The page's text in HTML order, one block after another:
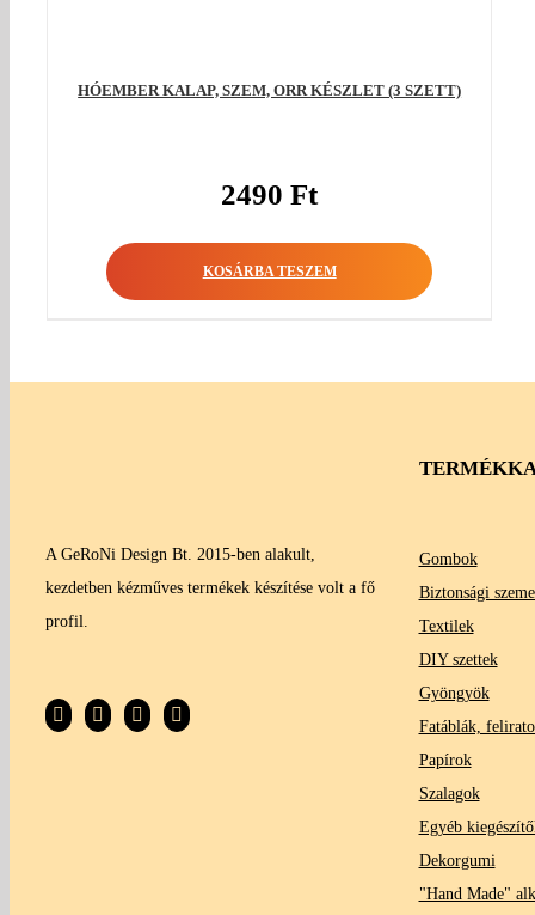
HÓEMBER KALAP, SZEM, ORR KÉSZLET (3 SZETT)
2490Ft
KOSÁRBA TESZEM
A GeRoNi Design Bt. 2015-ben alakult,
kezdetben kézműves termékek készítése volt a fő
profil.
Gombok
Biztonsági
Textilek
DIY szettek
Gyöngyök
Fatáblák,
Papírok
Szalagok
Egyéb
Dekorgumi
"Hand Made"